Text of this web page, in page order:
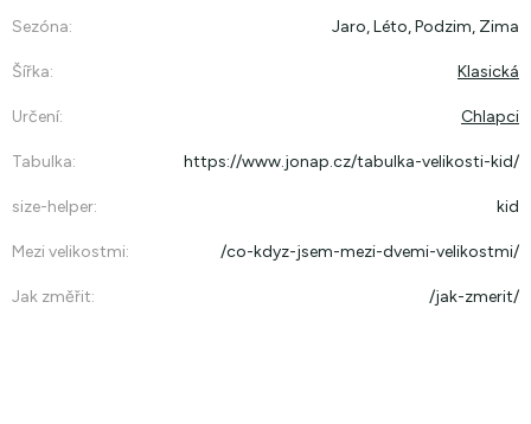
Sezóna: Jaro, Léto, Podzim, Zima
Šířka: Klasická
Určení: Chlapci
Tabulka: https://www.jonap.cz/tabulka-velikosti-kid/
size-helper: kid
Mezi velikostmi: /co-kdyz-jsem-mezi-dvemi-velikostmi/
Jak změřit: /jak-zmerit/